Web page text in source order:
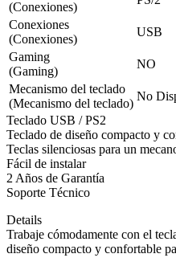
(Conexiones)
Conexiones
(Conexiones)
USB
Gaming
(Gaming)
NO
Mecanismo del teclado
(Mecanismo del teclado)
No
Teclado USB / PS2
Teclado de diseño compacto y
Teclas silenciosas para un
Fácil de instalar
2 Años de Garantía
Soporte Técnico
Details
Trabaje cómodamente con el
diseño compacto y confortable